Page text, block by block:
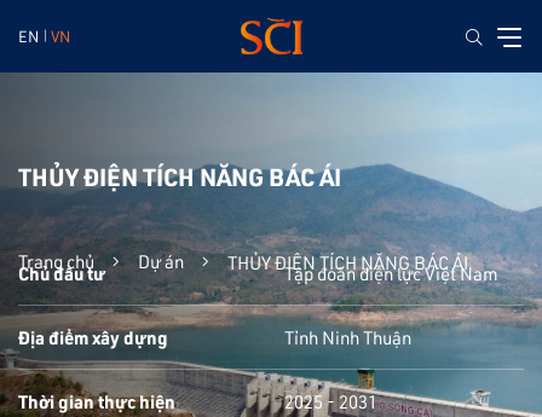
EN VN
Trang chủ Dự án THỦY ĐIỆN TÍCH NĂNG BÁC ÁI
THỦY ĐIỆN TÍCH NĂNG BÁC ÁI
Chủ đầu tư Tập đoàn điện lực Việt Nam
Địa điểm xây dựng Tỉnh Ninh Thuận
Thời gian thực hiện 2025 - 2031